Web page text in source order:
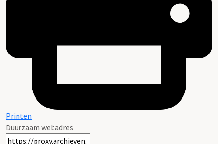
Printen
Duurzaam webadres